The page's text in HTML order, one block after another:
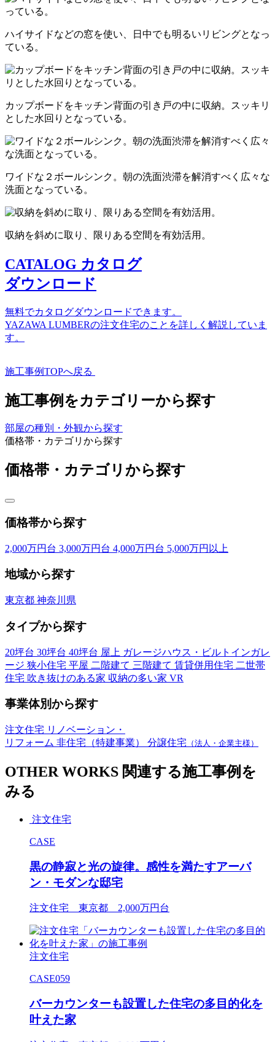
ハイサイドなどの窓を使い、日中でも明るいリビングとなっ
ている。
カップボードをキッチン背面の引き戸の中に収納。スッキリ
とした水回りとなっている。
ワイドな２ボールシンク。朝の洗面渋滞を解消すべく広々な
洗面となっている。
収納を斜めに取り、限りある空間を有効活用。
CATALOG カタログ
ダウンロード
無料でカタログダウンロードできます。
YAZAWA LUMBERの注文住宅のことを詳しく解説していま
す。
施工事例TOPへ戻る
施工事例をカテゴリーから探す
部屋の種別・外観から探す
価格帯・カテゴリから探す
価格帯・カテゴリから探す
価格帯から探す
2,000万円台 3,000万円台 4,000万円台 5,000万円以上
地域から探す
東京都 神奈川県
タイプから探す
20坪台 30坪台 40坪台 屋上 ガレージハウス・ビルトインガレ
ージ 狭小住宅 平屋 二階建て 三階建て 賃貸併用住宅 二世帯
住宅 吹き抜けのある家 収納の多い家 VR
事業体別から探す
注文住宅 リノベーション・
リフォーム 非住宅（特建事業） 分譲住宅 （法人・企業主様）
OTHER WORKS 関連する施工事例を
みる
注文住宅
CASE
黒の静寂と光の旋律。感性を満たすアーバ
ン・モダンな邸宅
注文住宅 東京都 2,000万円台
注文住宅
CASE059
バーカウンターも設置した住宅の多目的化を
叶えた家